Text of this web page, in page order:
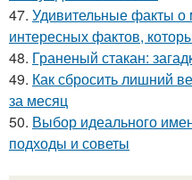
47. Удивительные факты о
интересных фактов,
48. Граненый стакан:
49. Как сбросить лишний
за месяц
50. Выбор идеального
подходы и советы